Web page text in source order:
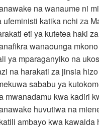
na wanaume ni
ufeministi katika nchi za
eti ya kutetea haki
wanaounga
ya mparaganyiko na
na harakati za jinsia
sababu ya
mwanadamu kwa kadiri
huvutiwa na
ambayo kwa kawaida